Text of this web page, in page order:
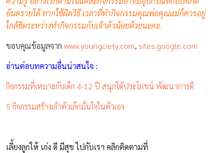
อันตรายได้ หากใช้ผิดวิธี เวลาที่ทำกิจกรรมคุณพ่อคุณแม่ก็ควรอยู่
ใกล้ชิดระหว่างทำกิจกรรมกับเจ้าตัวน้อยด้วยนะคะ.
ขอบคุณข้อมูลจาก www.youngciety.com, sites.google.com
อ่านต่อบทความอื่นน่าสนใจ :
กิจกรรมที่เหมาะกับเด็ก 4-12 ปี สนุกได้ประโยชน์ พัฒนาการดี
5 กิจกรรมสร้างเจ้าตัวเล็กมั่นใจในตัวเอง
เลี้ยงลูกให้ เก่ง ดี มีสุข ไปกับเรา คลิกติดตามที่